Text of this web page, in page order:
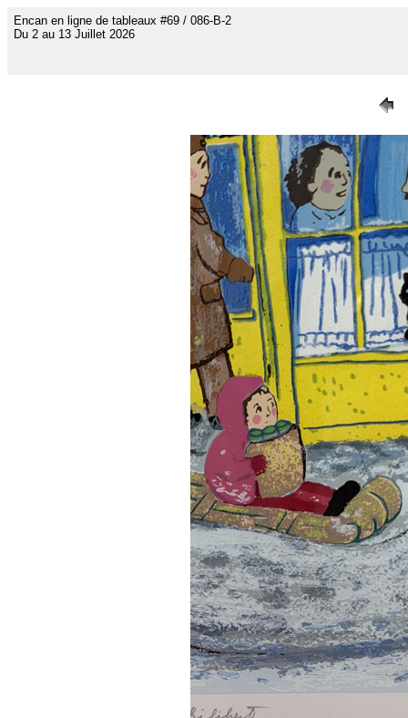
Encan en ligne de tableaux #69 / 086-B-2
Du 2 au 13 Juillet 2026